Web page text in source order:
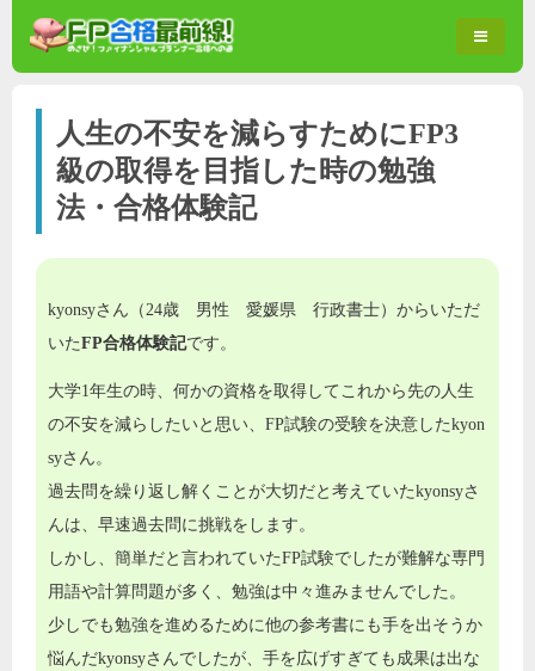
人生の不安を減らすためにFP3
級の取得を目指した時の勉強
法・合格体験記
kyonsyさん（24歳 男性 愛媛県 行政書士）からいただ
いたFP合格体験記です。
大学1年生の時、何かの資格を取得してこれから先の人生
の不安を減らしたいと思い、FP試験の受験を決意したkyon
syさん。
過去問を繰り返し解くことが大切だと考えていたkyonsyさ
んは、早速過去問に挑戦をします。
しかし、簡単だと言われていたFP試験でしたが難解な専門
用語や計算問題が多く、勉強は中々進みませんでした。
少しでも勉強を進めるために他の参考書にも手を出そうか
悩んだkyonsyさんでしたが、手を広げすぎても成果は出な